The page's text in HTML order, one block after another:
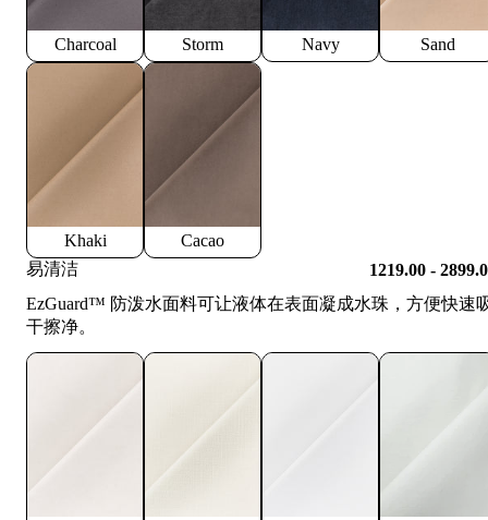
Charcoal Storm Navy Sand
Khaki
Cacao
易清洁
1219.00 -
EzGuard™️ 防泼水面料可让液体在表面凝成水珠，方便快速
干擦净。